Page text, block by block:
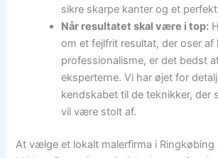
sikre skarpe kanter og et
Når resultatet skal være i top:
om et fejlfrit resultat, der oser af
professionalisme, er det bedst
eksperterne. Vi har øjet for
kendskabet til de teknikker, der
vil være stolt af.
At vælge et lokalt malerfirma i Ringkøbing